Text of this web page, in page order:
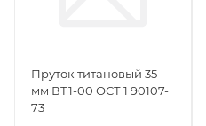
Пруток титановый 35
мм ВТ1-00 ОСТ 1 90107-
73